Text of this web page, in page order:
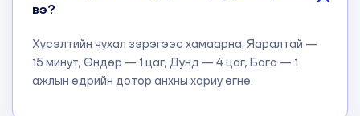
вэ?
Хүсэлтийн чухал зэрэгээс хамаарна: Яаралтай —
15 минут, Өндөр — 1 цаг, Дунд — 4 цаг, Бага — 1
ажлын өдрийн дотор анхны хариу өгнө.